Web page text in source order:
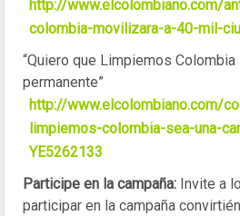
http://www.elcolombiano.com/
colombia-movilizara-a-40-mil-
“Quiero que Limpiemos Colombia
permanente”
http://www.elcolombiano.com/
limpiemos-colombia-sea-una-
YE5262133
Participe en la campaña: Invite a
participar en la campaña